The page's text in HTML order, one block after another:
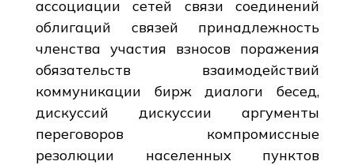
ассоциации сетей связи соединений
облигаций связей принадлежность
членства участия взносов поражения
обязательств взаимодействий
коммуникации бирж диалоги бесед,
дискуссий дискуссии аргументы
переговоров компромиссные
резолюции населенных пунктов